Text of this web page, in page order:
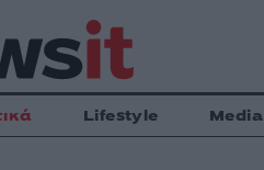
Lifestyle Media